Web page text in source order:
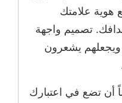
علامتك
تصميم واجهة
يشعرون
أن تضع في اعتبارك